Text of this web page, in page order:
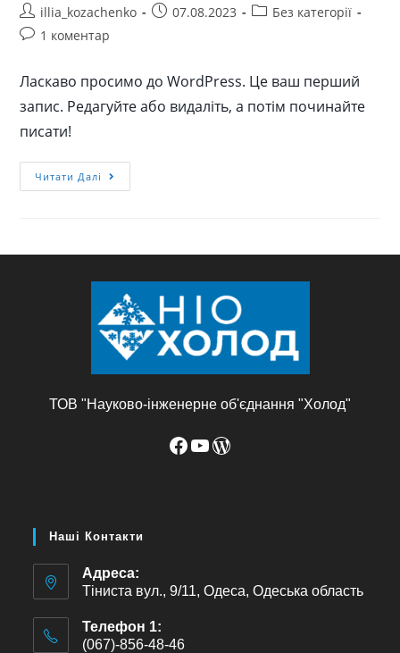
illia_kozachenko 07.08.2023
Без категорії
1 коментар
Ласкаво просимо до WordPress. Це ваш перший
запис. Редагуйте або видаліть, а потім починайте
писати!
Читати Далі
ТОВ "Науково-інженерне об'єднання "Холод"
Наші Контакти
Адреса:
Тіниста вул., 9/11, Одеса, Одеська область
Телефон 1:
(067)-856-48-46